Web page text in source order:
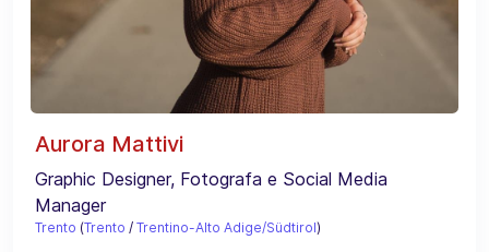
Aurora Mattivi
Graphic Designer, Fotografa e Social Media
Manager
Trento (Trento / Trentino-Alto Adige/Südtirol)